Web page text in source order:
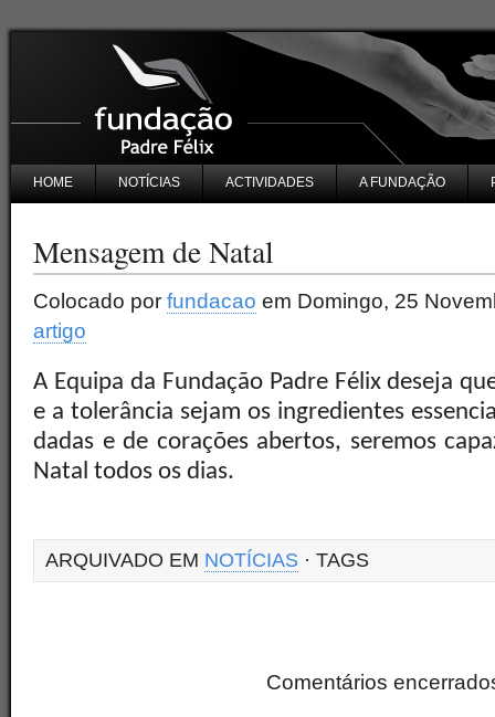
HOME NOTÍCIAS ACTIVIDADES A FUNDAÇÃO
Mensagem de Natal
Colocado por fundacao em Domingo, 25
artigo
A Equipa da Fundação Padre Félix deseja
e a tolerância sejam os ingredientes
dadas e de corações abertos, seremos
Natal todos os dias.
ARQUIVADO EM NOTÍCIAS · TAGS
Comentários